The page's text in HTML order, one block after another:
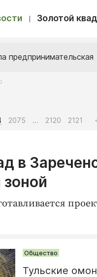
Золотой
предпринимательская
2075 ... 2120 2121
в
Общество
Тульские